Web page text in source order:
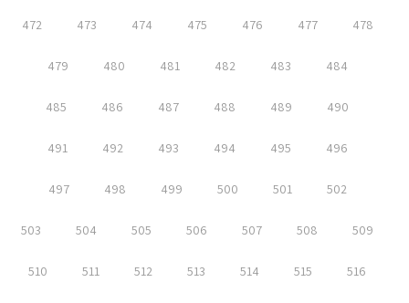
472 473 474 475 476 477 478
479 480 481 482 483 484
485 486 487 488 489 490
491 492 493 494 495 496
497 498 499 500 501 502
503 504 505 506 507 508 509
510 511 512 513 514 515 516